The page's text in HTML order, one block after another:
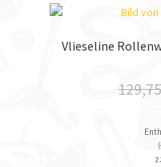
Vlieseline
(